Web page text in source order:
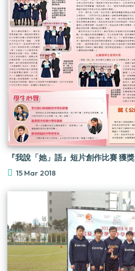
『我說「她」語』短片創作比賽 獲獎
15 Mar 2018